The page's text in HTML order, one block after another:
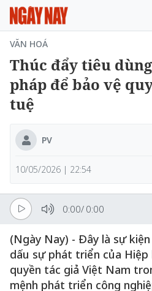
VĂN HOÁ
Thúc đẩy tiêu
pháp để bảo vệ
tuệ
PV
10/05/2026 | 22:54
0:00/ 0:00
(Ngày Nay) - Đây là sự
dấu sự phát triển của Hiệp
quyền tác giả Việt Nam
mệnh phát triển công